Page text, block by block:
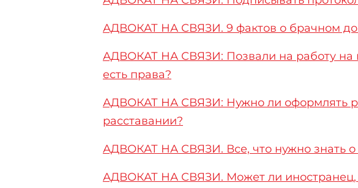
АДВОКАТ НА СВЯЗИ. 9 фактов о брачном
АДВОКАТ НА СВЯЗИ: Позвали на работу на
есть права?
АДВОКАТ НА СВЯЗИ: Нужно ли оформлять
расставании?
АДВОКАТ НА СВЯЗИ. Все, что нужно знать
АДВОКАТ НА СВЯЗИ. Может ли иностранец,